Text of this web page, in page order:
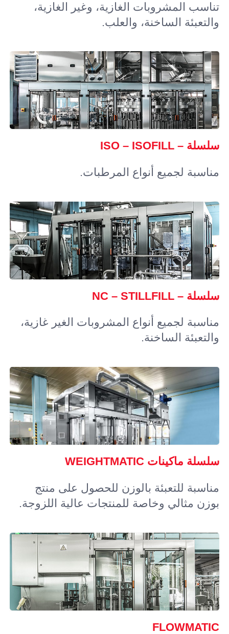
تناسب المشروبات الغازية، وغير الغازية،
والتعبئة الساخنة، والعلب.
سلسلة – ISO – ISOFILL
مناسبة لجميع أنواع المرطبات.
سلسلة – NC – STILLFILL
مناسبة لجميع أنواع المشروبات الغير غازية،
والتعبئة الساخنة.
سلسلة ماكينات WEIGHTMATIC
مناسبة للتعبئة بالوزن للحصول على منتج
بوزن مثالي وخاصة للمنتجات عالية اللزوجة.
FLOWMATIC